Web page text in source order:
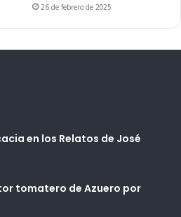
26 de febrero de 2025
en los Relatos de José
tomatero de Azuero por